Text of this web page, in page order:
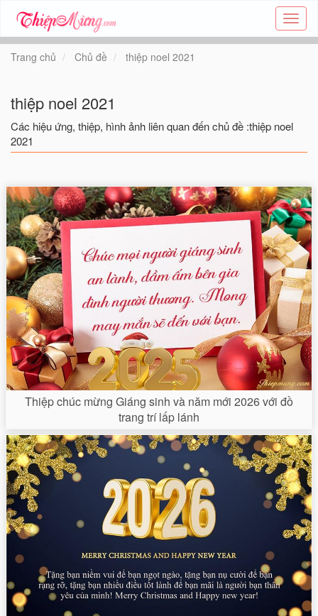
Tạo
thiệp
online
đề
-
Trang chủ Chủ đề thiệp noel 2021
thiệp noel 2021
Các hiệu ứng, thiệp, hình ảnh liên quan đến chủ đề :thiệp noel
2021
Thiệp chúc mừng Giáng sinh và năm mới 2026 với đồ
trang trí lấp lánh